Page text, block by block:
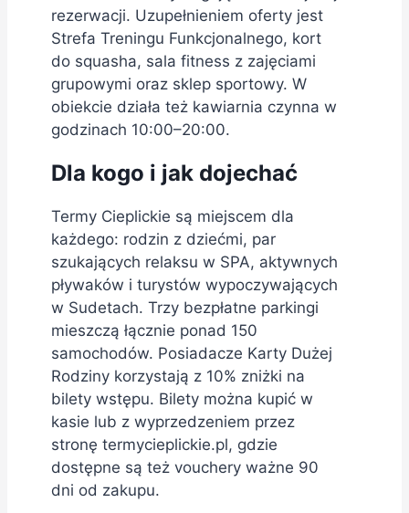
rezerwacji. Uzupełnieniem oferty jest
Strefa Treningu Funkcjonalnego, kort
do squasha, sala fitness z zajęciami
grupowymi oraz sklep sportowy. W
obiekcie działa też kawiarnia czynna w
godzinach 10:00–20:00.
Dla kogo i jak dojechać
Termy Cieplickie są miejscem dla
każdego: rodzin z dziećmi, par
szukających relaksu w SPA, aktywnych
pływaków i turystów wypoczywających
w Sudetach. Trzy bezpłatne parkingi
mieszczą łącznie ponad 150
samochodów. Posiadacze Karty Dużej
Rodziny korzystają z 10% zniżki na
bilety wstępu. Bilety można kupić w
kasie lub z wyprzedzeniem przez
stronę termycieplickie.pl, gdzie
dostępne są też vouchery ważne 90
dni od zakupu.